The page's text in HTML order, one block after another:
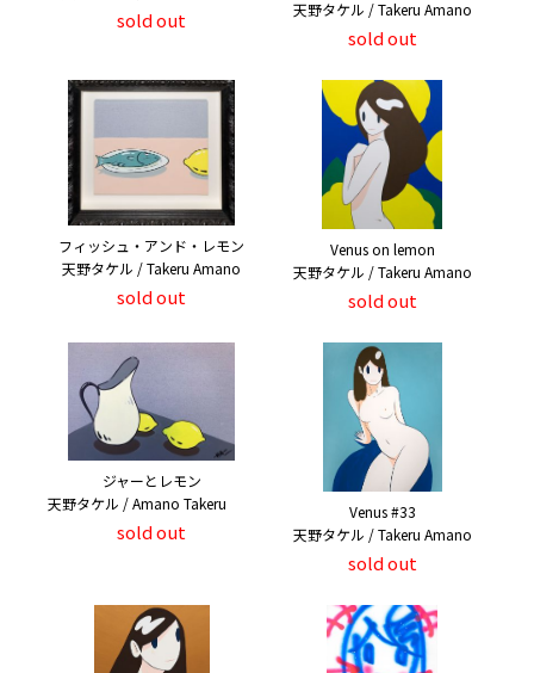
sold out
天野タケル / Takeru Amano
sold out
フィッシュ・アンド・レモン
天野タケル / Takeru Amano
sold out
Venus on lemon
天野タケル / Takeru Amano
sold out
ジャーとレモン
天野タケル / Amano Takeru
sold out
Venus #33
天野タケル / Takeru Amano
sold out